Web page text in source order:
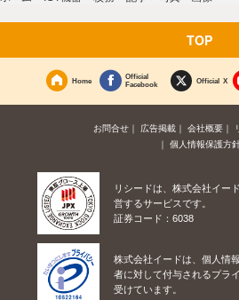
TOP
Home
Official
Facebook
Official X
お問合せ 広告掲載 会社概要
個人情報保護方
リシードは、株式会社イー
営するサービスです。
証券コード：6038
株式会社イードは、個人情
者に対して付与されるプラ
受けています。